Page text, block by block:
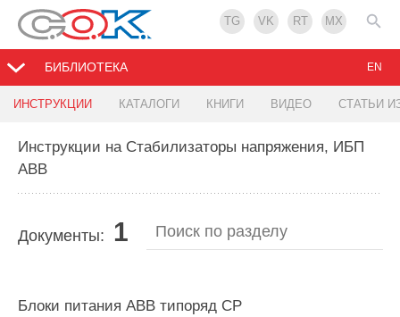
TG VK RT MX
БИБЛИОТЕКА
ИНСТРУКЦИИ КАТАЛОГИ КНИГИ ВИДЕО СТАТЬИ
EN
Инструкции на Стабилизаторы напряжения, ИБП
ABB
Документы: 1
Блоки питания ABB типоряд СР